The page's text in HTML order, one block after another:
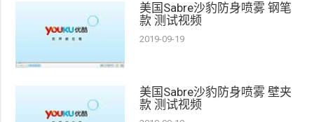
美国Sabre沙豹防身喷雾 钢笔
款 测试视频
2019-09-19
美国Sabre沙豹防身喷雾 壁夹
款 测试视频